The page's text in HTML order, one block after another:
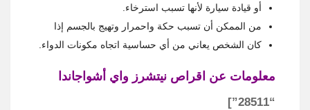
أو قيادة سيارة لأنها تسبب استرخاء.
من الممكن أن تسبب حكة واحمرار وتهيج بالجسم إذا
كان الشخص يعاني من أي حساسية اتجاه مكونات الدواء.
معلومات عن اقراص نيتشرز واي أشواجاندا
“28511”]